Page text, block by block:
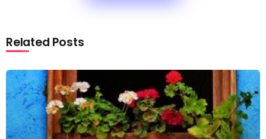
Related Posts